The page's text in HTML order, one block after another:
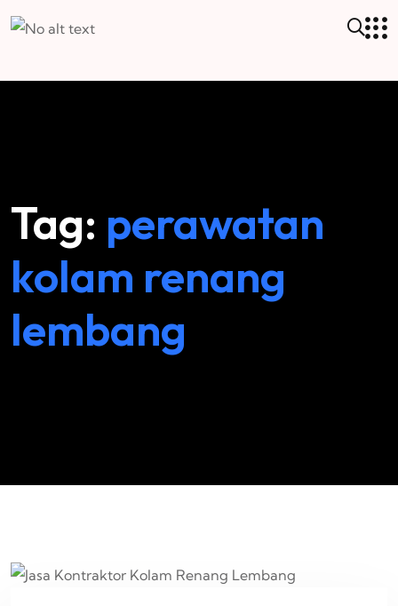
Tag: perawatan
kolam renang
lembang